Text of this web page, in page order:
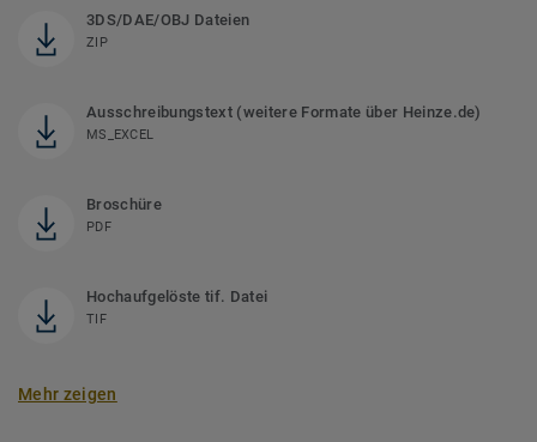
3DS/DAE/OBJ Dateien
ZIP
Ausschreibungstext (weitere Formate über Heinze.de)
MS_EXCEL
Broschüre
PDF
Hochaufgelöste tif. Datei
TIF
Mehr zeigen